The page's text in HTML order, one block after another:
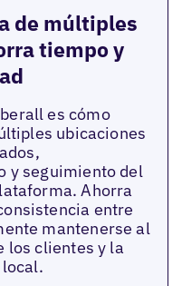
de múltiples
tiempo y
es cómo
ubicaciones
y seguimiento del
Ahorra
entre
mantenerse al
los clientes y la